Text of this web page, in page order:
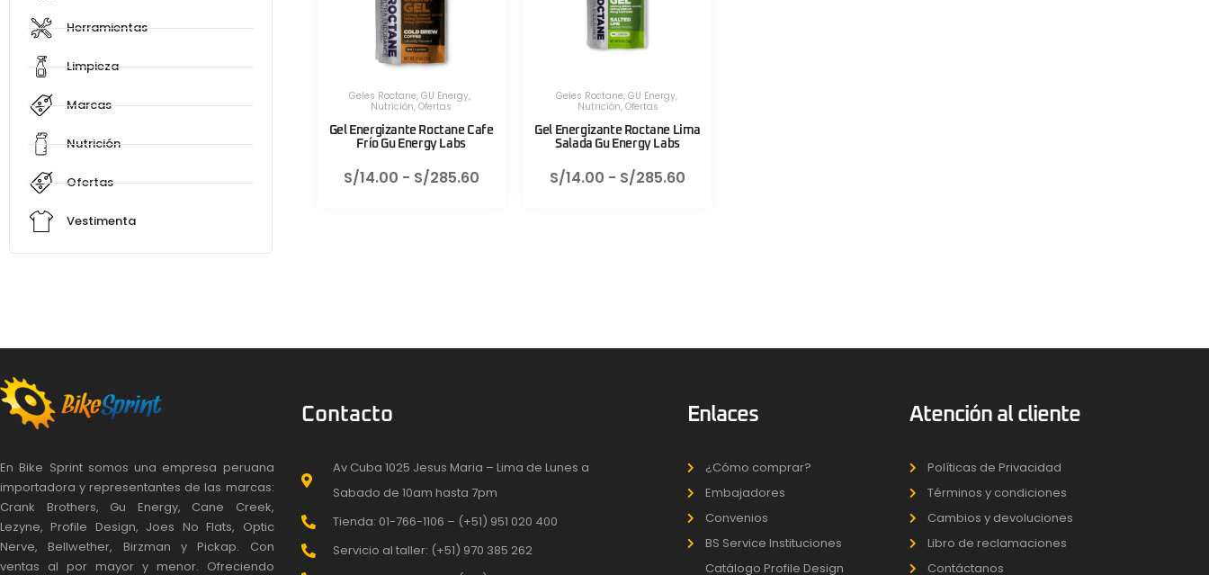
Herramientas
Limpieza
Marcas
Nutrición
Ofertas
Vestimenta
Geles Roctane,GU Energy,
Nutrición,Ofertas
Gel Energizante Roctane Cafe
Frío Gu Energy Labs
S/14.00 - S/285.60
Geles Roctane, GU Energy,
Nutrición, Ofertas
Gel Energizante Roctane Lima
Salada Gu Energy Labs
S/14.00 - S/285.60
En Bike Sprint somos una empresa peruana
importadora y representantes de las marcas:
Crank Brothers, Gu Energy, Cane Creek,
Lezyne, Profile Design, Joes No Flats, Optic
Nerve, Bellwether, Birzman y Pickap. Con
ventas al por mayor y menor. Ofreciendo
Contacto
Av Cuba 1025 Jesus Maria – Lima de Lunes a
Sabado de 10am hasta 7pm
Tienda: 01-766-1106 – (+51) 951 020 400
Servicio al taller: (+51) 970 385 262
Enlaces
¿Cómo comprar?
Embajadores
Convenios
BS Service Instituciones
Catálogo Profile Design
Atención al cliente
Políticas de Privacidad
Términos y condiciones
Cambios y devoluciones
Libro de reclamaciones
Contáctanos